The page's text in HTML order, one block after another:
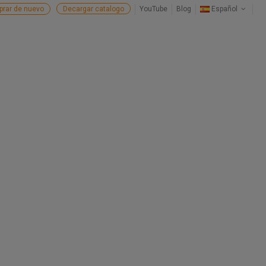
Español
Blog
YouTube
Decargar catalogo
de nuevo